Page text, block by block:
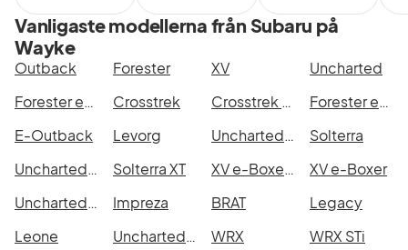
och smidig som
möjligt.
Vår anläggning är
söder om Stockholm
– varmt välkommen
till oss på
AB.- För att
säkerställa bästa
Vanligaste modellerna från Subaru på
Wayke
Outback Forester XV
Uncharted
Forester e-Boxer
Crosstrek Crosstrek e-Boxer
Forester e-Boxer XFuel
E-Outback
Levorg Uncharted Standard Range
Solterra
Uncharted Long Range
Solterra XT XV e-Boxer XFuel
XV e-Boxer
Uncharted Dual Motor
Impreza BRAT
Legacy
Leone
Uncharted Touring WRX WRX STi